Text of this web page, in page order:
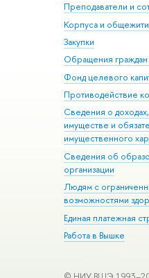
Преподаватели и
Корпуса и
Закупки
Обращения
Фонд целевого
Противодействие
Сведения о
имуществе и
имущественного
Сведения об
организации
Людям с
возможностями
Единая платежная
Работа в Вышке